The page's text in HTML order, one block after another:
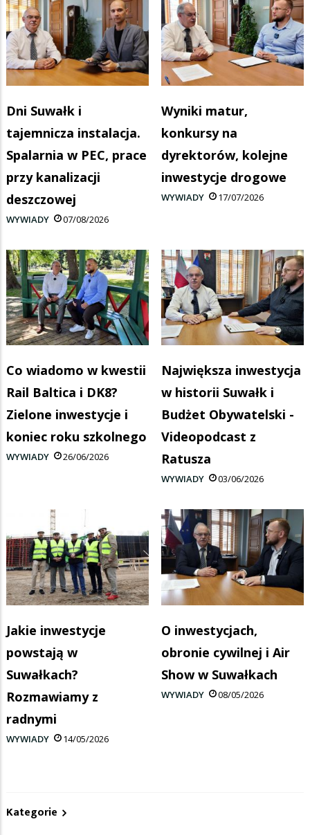
Dni Suwałk i
tajemnicza instalacja.
Spalarnia w PEC, prace
przy kanalizacji
deszczowej
WYWIADY 07/08/2026
Wyniki matur,
konkursy na
dyrektorów, kolejne
inwestycje drogowe
WYWIADY 17/07/2026
Co wiadomo w kwestii
Rail Baltica i DK8?
Zielone inwestycje i
koniec roku szkolnego
WYWIADY 26/06/2026
Największa inwestycja
w historii Suwałk i
Budżet Obywatelski -
Videopodcast z
Ratusza
WYWIADY 03/06/2026
Jakie inwestycje
powstają w
Suwałkach?
Rozmawiamy z
radnymi
WYWIADY 14/05/2026
O inwestycjach,
obronie cywilnej i Air
Show w Suwałkach
WYWIADY 08/05/2026
Kategorie